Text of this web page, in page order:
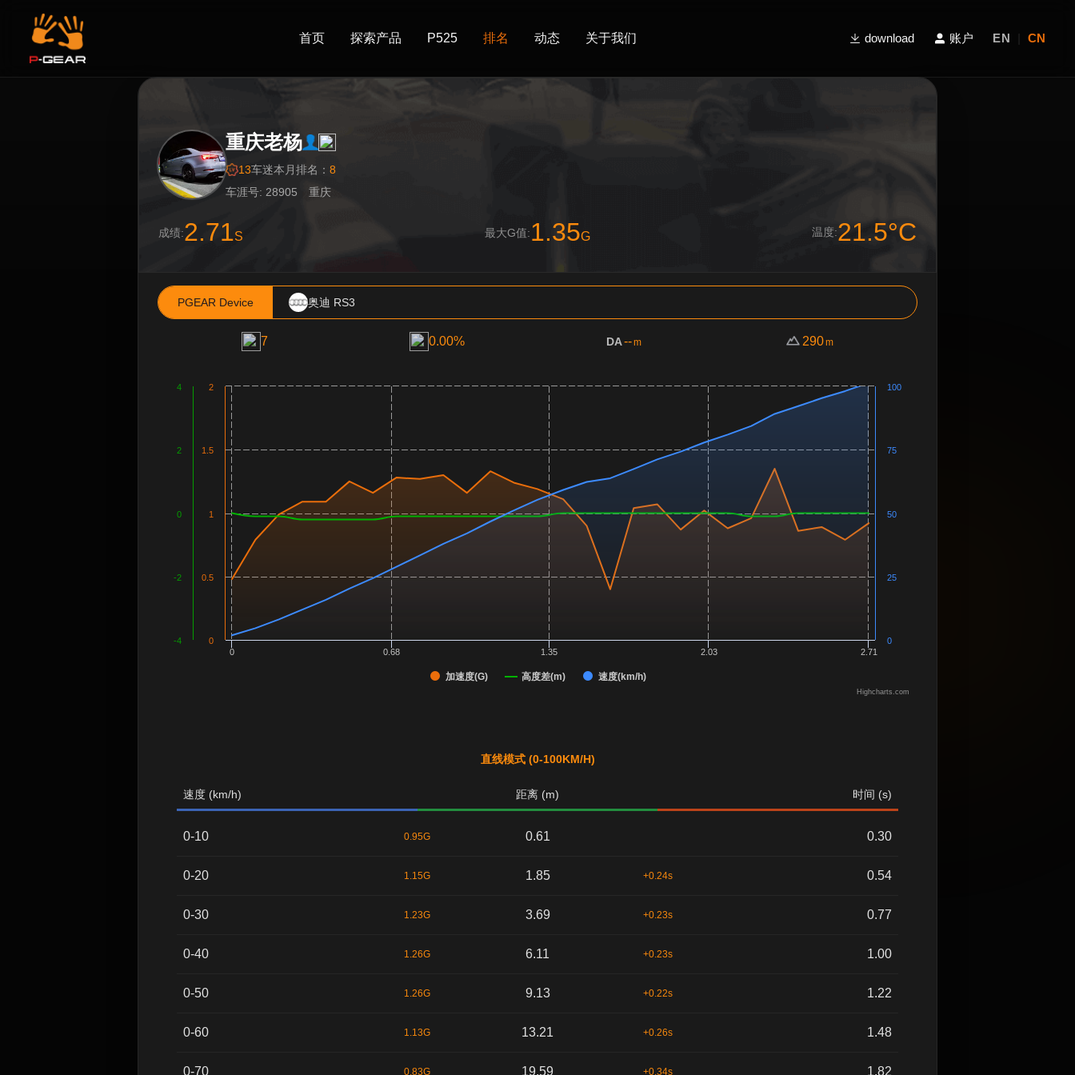
首页 探索产品 P525 排名 动态 关于我们 download 账户 EN CN
重庆老杨
13车迷本月排名： 8
车涯号: 28905
重庆
成绩:2.71S 最大G值:1.35G 温度:21.5°C
PGEAR Device 奥迪 RS3
7 0.00% DA--m 290m
加速度(G) 高度差(m) 速度(km/h)
0 0.68 1.35 2.03 2.71
0
0.5
1
1.5
2
-4
-2
0
2
4
0
25
50
75
100
Highcharts.com
直线模式 (0-100KM/H)
速度 (km/h) 距离 (m) 时间 (s)
0-10 0.95G 0.61 0.30
0-20 1.15G 1.85 +0.24s 0.54
0-30 1.23G 3.69 +0.23s 0.77
0-40 1.26G 6.11 +0.23s 1.00
0-50 1.26G 9.13 +0.22s 1.22
0-60 1.13G 13.21 +0.26s 1.48
0-70 0.83G 19.59 +0.34s 1.82